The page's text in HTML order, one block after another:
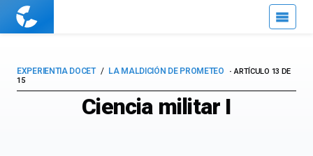
Cuaderno
Ciencia militar I
EXPERIENTIA DOCET LA MALDICIÓN DE PROMETEO
ARTÍCULO 13 DE
15